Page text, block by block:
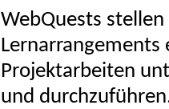
WebQuests
Projektarbeiten
und